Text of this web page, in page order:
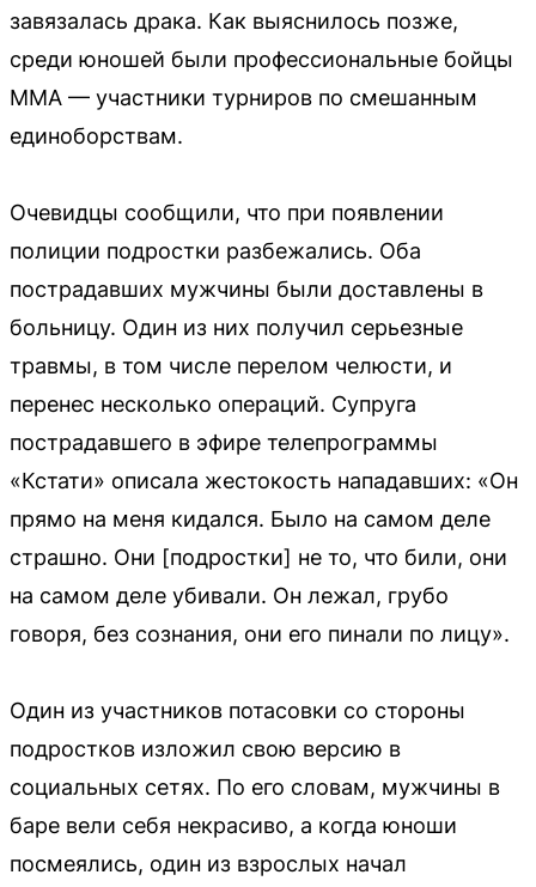
завязалась драка. Как выяснилось позже,
среди юношей были профессиональные бойцы
ММА — участники турниров по смешанным
единоборствам.
Очевидцы сообщили, что при появлении
полиции подростки разбежались. Оба
пострадавших мужчины были доставлены в
больницу. Один из них получил серьезные
травмы, в том числе перелом челюсти, и
перенес несколько операций. Супруга
пострадавшего в эфире телепрограммы
«Кстати» описала жестокость нападавших: «Он
прямо на меня кидался. Было на самом деле
страшно. Они [подростки] не то, что били, они
на самом деле убивали. Он лежал, грубо
говоря, без сознания, они его пинали по лицу».
Один из участников потасовки со стороны
подростков изложил свою версию в
социальных сетях. По его словам, мужчины в
баре вели себя некрасиво, а когда юноши
посмеялись, один из взрослых начал